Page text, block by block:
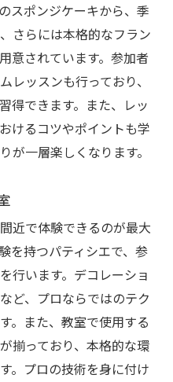
スポンジケーキから、季
さらには本格的なフラン
意されています。参加者
レッスンも行っており、
得できます。また、レッ
けるコツやポイントも学
が一層楽しくなります。
近で体験できるのが最大
を持つパティシエで、参
行います。デコレーショ
ど、プロならではのテク
。また、教室で使用する
揃っており、本格的な環
。プロの技術を身に付け